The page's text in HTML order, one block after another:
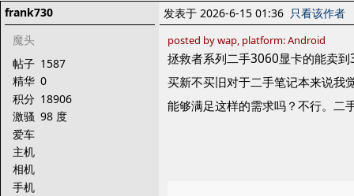
frank730
魔头
帖子 1587
精华 0
积分 18906
激骚 98 度
爱车
主机
相机
手机
发表于 2026-6-15 01:36 只看该作者
posted by wap, platform: Android
拯救者系列二手3060显卡的能卖
买新不买旧对于二手笔记本来说
能够满足这样的需求吗？不行。二